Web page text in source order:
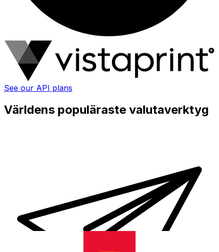
See our API plans
Världens populäraste valutaverktyg